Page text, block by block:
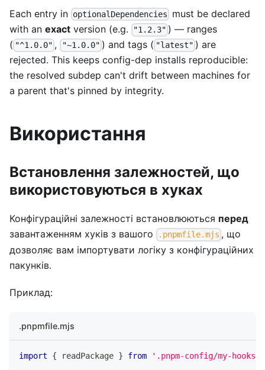
Each entry in optionalDependencies
must be declared
with an exact version (e.g. "1.2.3" ) — ranges
( "^1.0.0" , "~1.0.0" ) and tags ( "latest" ) are
rejected. This keeps config-dep installs reproducible:
the resolved subdep can't drift between machines for
a parent that's pinned by integrity.
Використання
Встановлення залежностей, що
використовуються в хуках
Конфігураційні залежності встановлюються перед
завантаженням хуків з вашого
.pnpmfile.mjs , що
дозволяє вам імпортувати логіку з конфігураційних
пакунків.
Приклад:
.pnpmfile.mjs
import { readPackage } from '.pnpm-config/my-hooks'